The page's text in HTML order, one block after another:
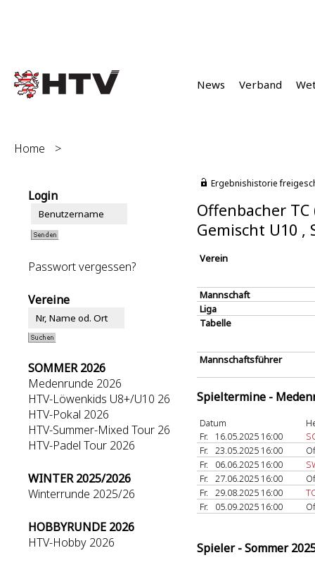
News Verband
Home >
Login
Passwort vergessen?
Vereine
SOMMER 2026
Medenrunde 2026
HTV-Löwenkids U8+/U10 26
HTV-Pokal 2026
HTV-Summer-Mixed Tour 26
HTV-Padel Tour 2026
WINTER 2025/2026
Winterrunde 2025/26
HOBBYRUNDE 2026
HTV-Hobby 2026
Ergebnishistorie
Offenbacher TC
Gemischt U10 ,
Verein
Mannschaft
Liga
Tabelle
Mannschaftsführer
Spieltermine -
Datum
Fr.
16.05.2025 16:00
Fr.
23.05.2025 16:00
Fr.
06.06.2025 16:00
Fr.
27.06.2025 16:00
Fr.
29.08.2025 16:00
Fr.
05.09.2025 16:00
Spieler - Sommer